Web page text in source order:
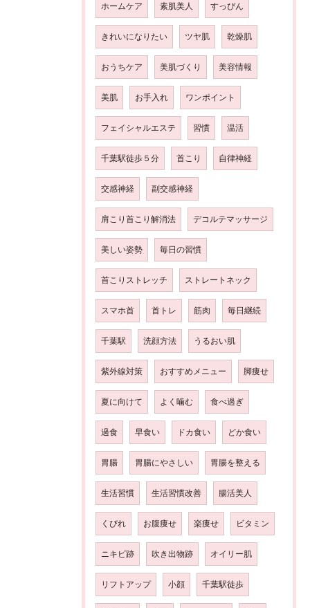
ホームケア 素肌美人 すっぴん
きれいになりたい ツヤ肌 乾燥肌
おうちケア 美肌づくり 美容情報
美肌 お手入れ ワンポイント
フェイシャルエステ 習慣 温活
千葉駅徒歩５分 首こり 自律神経
交感神経 副交感神経
肩こり首こり解消法 デコルテマッサージ
美しい姿勢 毎日の習慣
首こりストレッチ ストレートネック
スマホ首 首トレ 筋肉 毎日継続
千葉駅 洗顔方法 うるおい肌
紫外線対策 おすすめメニュー 脚痩せ
夏に向けて よく噛む 食べ過ぎ
過食 早食い ドカ食い どか食い
胃腸 胃腸にやさしい 胃腸を整える
生活習慣 生活習慣改善 腸活美人
くびれ お腹痩せ 楽痩せ ビタミン
ニキビ跡 吹き出物跡 オイリー肌
リフトアップ 小顔 千葉駅徒歩